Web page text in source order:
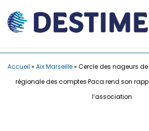
Accueil » Aix Marseille» Cercle des nageurs
régionale des comptes Paca rend son
l’association